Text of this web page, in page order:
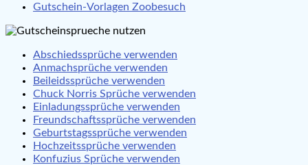
Gutschein-Vorlagen Zoobesuch
Abschiedssprüche verwenden
Anmachsprüche verwenden
Beileidssprüche verwenden
Chuck Norris Sprüche verwenden
Einladungssprüche verwenden
Freundschaftssprüche verwenden
Geburtstagssprüche verwenden
Hochzeitssprüche verwenden
Konfuzius Sprüche verwenden